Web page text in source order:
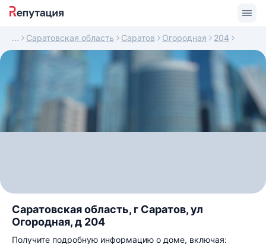
Саратовская область Саратов Огородная 204
Саратовская область, г Саратов, ул
Огородная, д 204
Получите подробную информацию о доме, включая: